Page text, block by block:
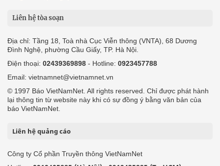
Liên hệ tòa soạn
Địa chỉ: Tầng 18, Toà nhà Cục Viễn thông (VNTA), 68 Dương
Đình Nghệ, phường Cầu Giấy, TP. Hà Nội.
Điện thoại: 02439369898 - Hotline: 0923457788
Email: vietnamnet@vietnamnet.vn
© 1997 Báo VietNamNet. All rights reserved. Chỉ được phát hành
lại thông tin từ website này khi có sự đồng ý bằng văn bản của
báo VietNamNet.
Liên hệ quảng cáo
Công ty Cổ phần Truyền thông VietNamNet